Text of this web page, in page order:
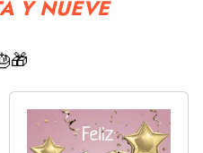
Y NUEVE